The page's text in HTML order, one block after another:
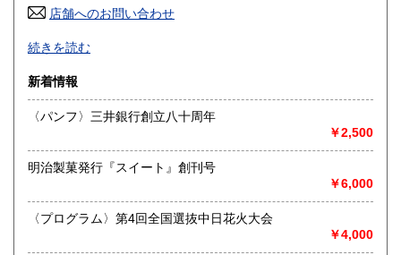
高知県 300円
佐賀県
熊本県 300円 大分県 300円
300円
沖縄県 300円
店舗へのお問い合わせ
古文書、古地図、刷り物、一枚もの、絵葉書、鳥瞰図、近代
文献資料等を主体に扱っております。
沿線名：名鉄犬山線
最寄駅：江南駅下車
営業時間：10:00〜17:00
書籍の買取について
買取 買取専用フリーダイヤル 0120-006-229 (担当・
井上)
続きを読む
新着情報
〈パンフ〉三井銀行創立八十周年
￥2,500
明治製菓発行『スイート』創刊号
￥6,000
〈プログラム〉第4回全国選抜中日花火大会
￥4,000